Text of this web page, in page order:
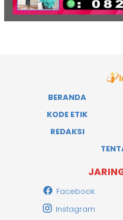
BERANDA
KODE ETIK
REDAKSI
Facebook
Instagram